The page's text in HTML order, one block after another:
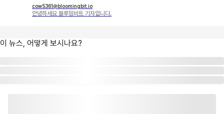
cow5361@bloomingbit.io
안녕하세요 블루밍비트 기자입니다.
이 뉴스, 어떻게 보시나요?